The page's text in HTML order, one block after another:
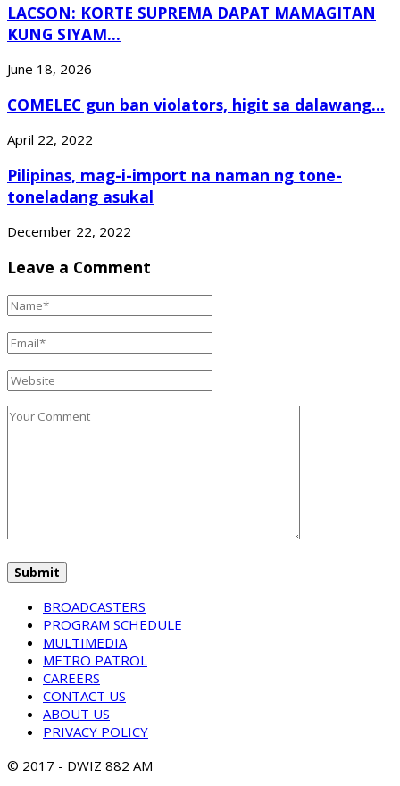
LACSON: KORTE SUPREMA DAPAT MAMAGITAN
KUNG SIYAM...
June 18, 2026
COMELEC gun ban violators, higit sa dalawang...
April 22, 2022
Pilipinas, mag-i-import na naman ng tone-
toneladang asukal
December 22, 2022
Leave a Comment
BROADCASTERS
PROGRAM SCHEDULE
MULTIMEDIA
METRO PATROL
CAREERS
CONTACT US
ABOUT US
PRIVACY POLICY
© 2017 - DWIZ 882 AM